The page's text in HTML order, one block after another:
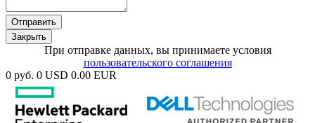
Отправить
Закрыть
При отправке данных, вы принимаете условия
пользовательского соглашения
0 руб. 0 USD 0.00 EUR